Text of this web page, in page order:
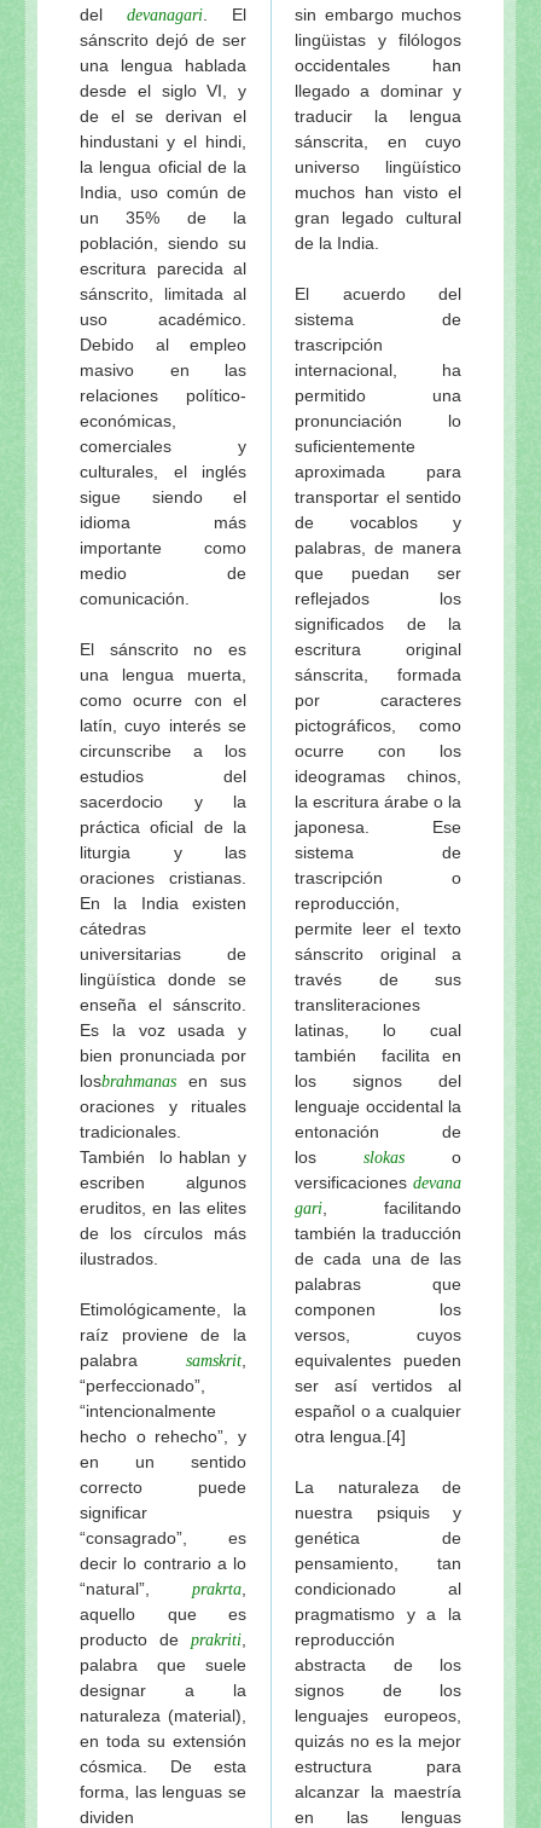
del devanagari . El
sánscrito dejó de ser
una lengua hablada
desde el siglo VI, y
de el se derivan el
hindustani y el hindi,
la lengua oficial de la
India, uso común de
un 35% de la
población, siendo su
escritura parecida al
sánscrito, limitada al
uso académico.
Debido al empleo
masivo en las
relaciones político-
económicas,
comerciales y
culturales, el inglés
sigue siendo el
idioma más
importante como
medio de
comunicación.
El sánscrito no es
una lengua muerta,
como ocurre con el
latín, cuyo interés se
circunscribe a los
estudios del
sacerdocio y la
práctica oficial de la
liturgia y las
oraciones cristianas.
En la India existen
cátedras
universitarias de
lingüística donde se
enseña el sánscrito.
Es la voz usada y
bien pronunciada por
losbrahmanas en sus
oraciones y rituales
tradicionales.
También lo hablan y
escriben algunos
eruditos, en las elites
de los círculos más
ilustrados.
Etimológicamente, la
raíz proviene de la
palabra samskrit
“perfeccionado”,
“intencionalmente
hecho o rehecho”, y
en un sentido
correcto puede
significar
“consagrado”, es
decir lo contrario a lo
“natural”, prakrta
aquello que es
producto de prakriti
palabra que suele
designar a la
naturaleza (material),
en toda su extensión
cósmica. De esta
forma, las lenguas se
dividen
sin embargo muchos
lingüistas y filólogos
occidentales han
llegado a dominar y
traducir la lengua
sánscrita, en cuyo
universo lingüístico
muchos han visto el
gran legado cultural
de la India.
El acuerdo del
sistema de
trascripción
internacional, ha
permitido una
pronunciación lo
suficientemente
aproximada para
transportar el sentido
de vocablos y
palabras, de manera
que puedan ser
reflejados los
significados de la
escritura original
sánscrita, formada
por caracteres
pictográficos, como
ocurre con los
ideogramas chinos,
la escritura árabe o la
japonesa. Ese
sistema de
trascripción o
reproducción,
permite leer el texto
sánscrito original a
través de sus
transliteraciones
latinas, lo cual
también facilita en
los signos del
lenguaje occidental la
entonación de
los slokas o
versificaciones devana
gari , facilitando
también la traducción
de cada una de las
palabras que
componen los
versos, cuyos
equivalentes pueden
ser así vertidos al
español o a cualquier
otra lengua.[4]
La naturaleza de
nuestra psiquis y
genética de
pensamiento, tan
condicionado al
pragmatismo y a la
reproducción
abstracta de los
signos de los
lenguajes europeos,
quizás no es la mejor
estructura para
alcanzar la maestría
en las lenguas